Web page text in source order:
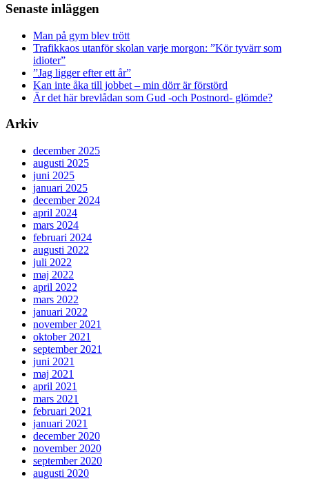
Senaste inläggen
Man på gym blev trött
Trafikkaos utanför skolan varje morgon: ”Kör tyvärr som
idioter”
”Jag ligger efter ett år”
Kan inte åka till jobbet – min dörr är förstörd
Är det här brevlådan som Gud -och Postnord- glömde?
Arkiv
december 2025
augusti 2025
juni 2025
januari 2025
december 2024
april 2024
mars 2024
februari 2024
augusti 2022
juli 2022
maj 2022
april 2022
mars 2022
januari 2022
november 2021
oktober 2021
september 2021
juni 2021
maj 2021
april 2021
mars 2021
februari 2021
januari 2021
december 2020
november 2020
september 2020
augusti 2020